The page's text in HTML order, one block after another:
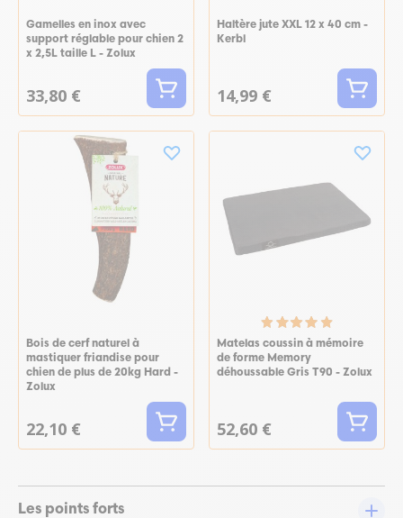
Gamelles en inox avec
support réglable pour chien 2
x 2,5L taille L - Zolux
33,80 €
Haltère jute XXL 12 x 40 cm -
Kerbl
14,99 €
Bois de cerf naturel à
mastiquer friandise pour
chien de plus de 20kg Hard -
Zolux
22,10 €
Matelas coussin à mémoire
de forme Memory
déhoussable Gris T90 - Zolux
52,60 €
Les points forts